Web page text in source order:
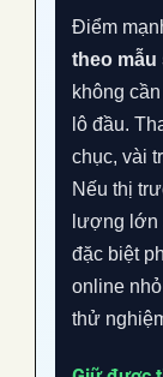
Điểm
theo
không
lô đầu.
chục, vài
Nếu thị
lượng lớn
đặc biệt
online
thử